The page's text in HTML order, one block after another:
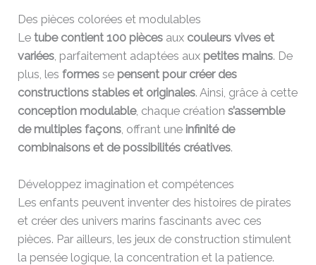
Des pièces colorées et modulables
Letube contient 100 pièces aux couleurs vives et
variées , parfaitement adaptées aux petites mains. De
plus, lesformes se pensent pour créer des
constructions stables et originales. Ainsi, grâce à cette
conception modulable, chaque créations’assemble
de multiples façons , offrant une infinité de
combinaisons et de possibilités créatives.
Développez imagination et compétences
Les enfants peuvent inventer des histoires de pirates
et créer des univers marins fascinants avec ces
pièces. Par ailleurs, les jeux de construction stimulent
la pensée logique, la concentration et la patience.